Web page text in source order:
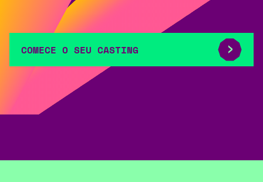
COMECE O SEU CASTING